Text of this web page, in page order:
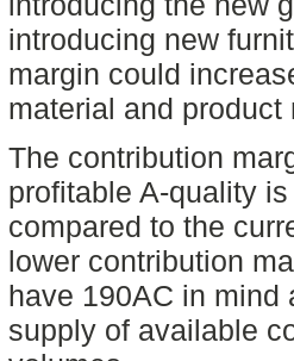
introducing new
margin could
material and product
The contribution
profitable A-quality
compared to the
lower contribution
have 190AC in mind
supply of available